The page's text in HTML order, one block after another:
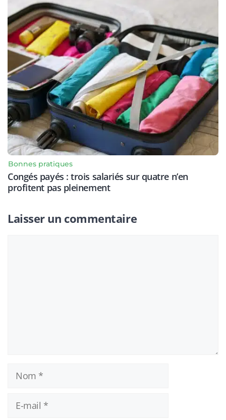
Bonnes pratiques
Congés payés : trois salariés sur quatre n’en
profitent pas pleinement
Laisser un commentaire
Nom
mail